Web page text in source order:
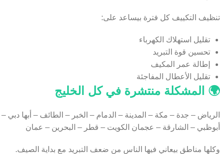
تنظيف التكييف كل فترة بيساعد على:
تقليل استهلاك الكهرباء
تحسين قوة التبريد
إطالة عمر المكيف
تقليل الأعطال المفاجئة
🌍 المشكلة منتشرة في كل الخليج
الرياض – جدة – مكة – المدينة – الدمام – الخبر – الطائف – أبها دبي –
أبوظبي – الشارقة – عجمان الكويت – قطر – البحرين – عمان
وكلها مناطق بيعاني فيها الناس من ضعف التبريد مع بداية الصيف.